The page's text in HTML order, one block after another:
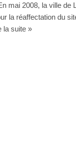
mai 2008, la ville de
la réaffectation du
la suite »